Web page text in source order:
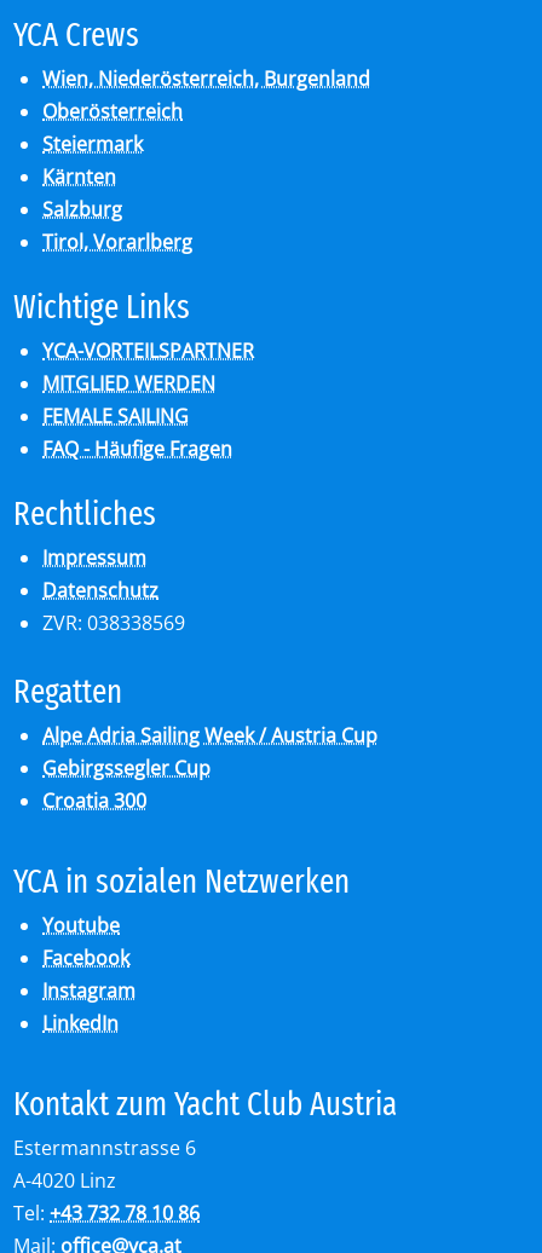
YCA Crews
Wien, Niederösterreich, Burgenland
Oberösterreich
Steiermark
Kärnten
Salzburg
Tirol, Vorarlberg
Wich­ti­ge Links
YCA-VORTEILSPARTNER
MITGLIED WERDEN
FEMALE SAILING
FAQ - Häufige Fragen
Recht­li­ches
Impressum
Datenschutz
ZVR: 038338569
Re­gat­ten
Alpe Adria Sailing Week / Austria Cup
Gebirgssegler Cup
Croatia 300
YCA in so­zia­len Netz­wer­ken
Youtube
Facebook
Instagram
LinkedIn
Kon­takt zum Yacht Club Aus­tria
Estermannstrasse 6
A-4020 Linz
Tel:+43 732 78 10 86
Mail: office@yca.at